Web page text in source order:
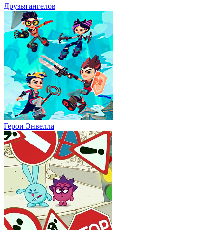
Друзья ангелов
Герои Энвелла